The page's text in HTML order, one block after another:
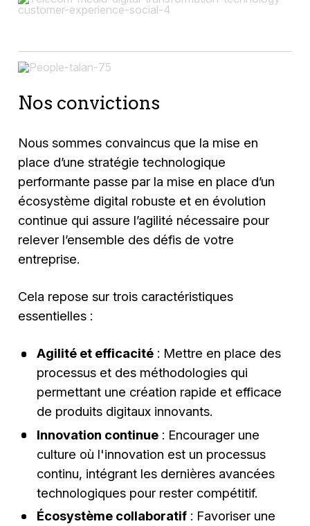
Nos convictions
Nous sommes convaincus que la mise en
place d’une stratégie technologique
performante passe par la mise en place d’un
écosystème digital robuste et en évolution
continue qui assure l’agilité nécessaire pour
relever l’ensemble des défis de votre
entreprise.
Cela repose sur trois caractéristiques
essentielles :
Agilité et efficacité: Mettre en place des
processus et des méthodologies qui
permettant une création rapide et efficace
de produits digitaux innovants.
Innovation continue: Encourager une
culture où l'innovation est un processus
continu, intégrant les dernières avancées
technologiques pour rester compétitif.
Écosystème collaboratif: Favoriser une